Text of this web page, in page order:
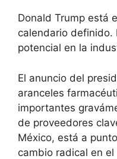
Donald Trump está
calendario definido.
potencial en la
El anuncio del
aranceles
importantes
de proveedores
México, está a
cambio radical en